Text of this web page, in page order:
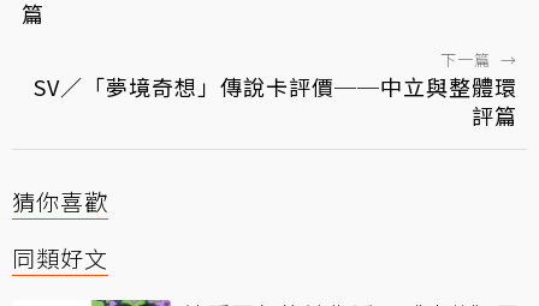
篇
下一篇 →
SV／「夢境奇想」傳說卡評價──中立與整體環
評篇
猜你喜歡
同類好文